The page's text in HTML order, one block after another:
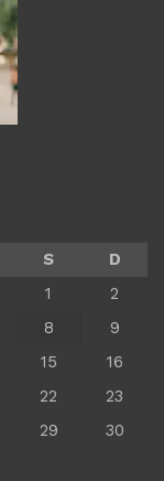
S
D
1
2
8
9
15
16
22
23
29
30